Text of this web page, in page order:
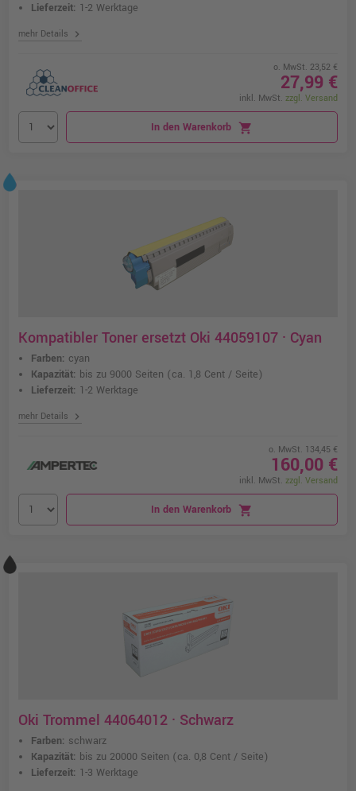
Lieferzeit: 1-2 Werktage
mehr Details chevron_right
o. MwSt. 23,52 €
27,99 €
inkl. MwSt. zzgl. Versand
In den Warenkorb shopping_cart
Kompatibler Toner ersetzt Oki 44059107 · Cyan
Farben: cyan
Kapazität: bis zu 9000 Seiten (ca. 1,8 Cent / Seite)
Lieferzeit: 1-2 Werktage
mehr Details chevron_right
o. MwSt. 134,45 €
160,00 €
inkl. MwSt. zzgl. Versand
In den Warenkorb shopping_cart
Oki Trommel 44064012 · Schwarz
Farben: schwarz
Kapazität: bis zu 20000 Seiten (ca. 0,8 Cent / Seite)
Lieferzeit: 1-3 Werktage